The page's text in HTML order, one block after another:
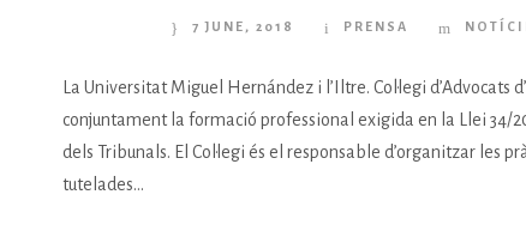
7 JUNE, 2018 PRENSA
La Universitat Miguel Hernández i l’Iltre. Col·legi d’Advocats
conjuntament la formació professional exigida en la Llei 34/
dels Tribunals. El Col·legi és el responsable d’organitzar les
tutelades...